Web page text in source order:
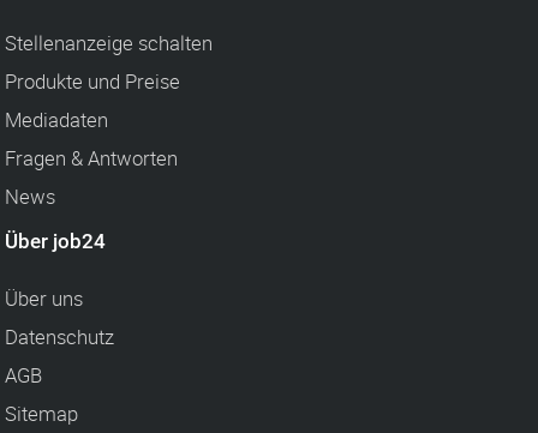
Stellenanzeige schalten
Produkte und Preise
Mediadaten
Fragen & Antworten
News
Über job24
Über uns
Datenschutz
AGB
Sitemap